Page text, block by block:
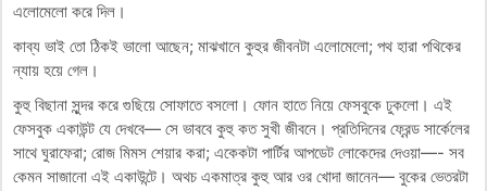
এলোমেলো করে দিল।
কাব্য ভাই তো ঠিকই ভালো আছেন; মাঝখানে কুহুর জীবনটা এলোমেলো; পথ হারা পথিকের
ন্যায় হয়ে গেল।
কুহু বিছানা সুন্দর করে গুছিয়ে সোফাতে বসলো। ফোন হাতে নিয়ে ফেসবুকে ঢুকলো। এই
ফেসবুক একাউন্ট যে দেখবে— সে ভাববে কুহু কত সুখী জীবনে। প্রতিদিনের ফ্রেন্ড সার্কেলের
সাথে ঘুরাফেরা; রোজ মিমস শেয়ার করা; একেকটা পার্টির আপডেট লোকেদের দেওয়া—- সব
কেমন সাজানো এই একাউন্টে। অথচ একমাত্র কুহু আর ওর খোদা জানেন— বুকের ভেতরটা